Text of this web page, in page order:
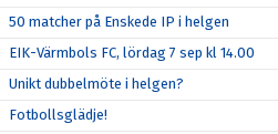
50 matcher på Enskede IP i helgen
EIK-Värmbols FC, lördag 7 sep kl 14.00
Unikt dubbelmöte i helgen?
Fotbollsglädje!